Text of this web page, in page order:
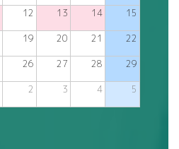
12 13 14 15
19 20 21 22
26 27 28 29
2 3 4 5